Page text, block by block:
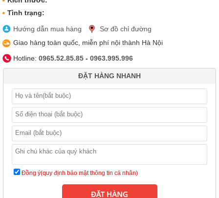
Tình trạng:
Hướng dẫn mua hàng
Sơ đồ chỉ đường
Giao hàng toàn quốc, miễn phí nội thành Hà Nội
Hotline: 0965.52.85.85 - 0963.995.996
ĐẶT HÀNG NHANH